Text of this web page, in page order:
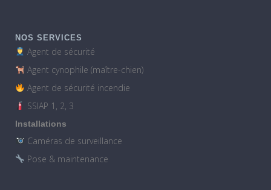
NOS SERVICES
Agent de sécurité
Agent cynophile (maître-chien)
Agent de sécurité incendie
SSIAP 1, 2, 3
Installations
Caméras de surveillance
Pose & maintenance